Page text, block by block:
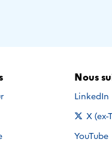
Nous
Nous
LinkedIn
Nous
X
Nous
YouTube